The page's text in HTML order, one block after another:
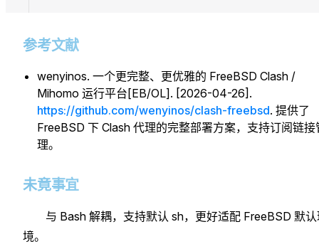
参考文献
wenyinos. 一个更完整、更优雅的 FreeBSD Clash /
Mihomo 运行平台[EB/OL]. [2026-04-26].
https://github.com/wenyinos/clash-freebsd. 提供了
FreeBSD 下 Clash 代理的完整部署方案，支持订阅链接
理。
未竟事宜
与 Bash 解耦，支持默认 sh，更好适配 FreeBSD 默
境。